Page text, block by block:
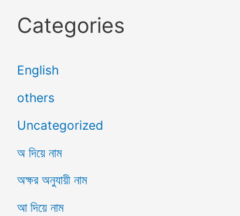
Categories
English
others
Uncategorized
অ দিয়ে নাম
অক্ষর অনুযায়ী নাম
আ দিয়ে নাম